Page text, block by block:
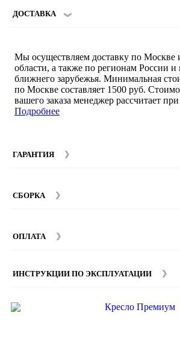
ДОСТАВКА
Мы осуществляем доставку по Москве
области, а также по регионам России и
ближнего зарубежья. Минимальная
по Москве составляет 1500 руб.
вашего заказа менеджер рассчитает
Подробнее
ГАРАНТИЯ
составляет 12 месяцев с момента
СБОРКА
Стоимость сборки зависит от
ОПЛАТА
ИНСТРУКЦИИ ПО ЭКСПЛУАТАЦИИ